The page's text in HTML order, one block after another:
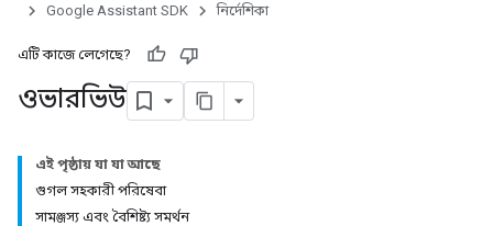
Google Assistant SDK
নির্দেশিকা
এটি কাজে লেগেছে?
ওভারভিউ
এই পৃষ্ঠায় যা যা আছে
গুগল সহকারী পরিষেবা
সামঞ্জস্য এবং বৈশিষ্ট্য সমর্থন